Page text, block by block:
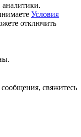
Условия
отключить
свяжитесь